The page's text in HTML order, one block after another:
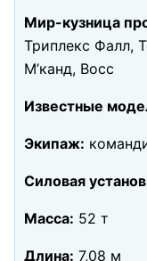
Мир-кузница
Триплекс Фалл,
М’канд, Восс
Известные
Экипаж:
Силовая
Масса: 52 т
Длина: 7,08 м